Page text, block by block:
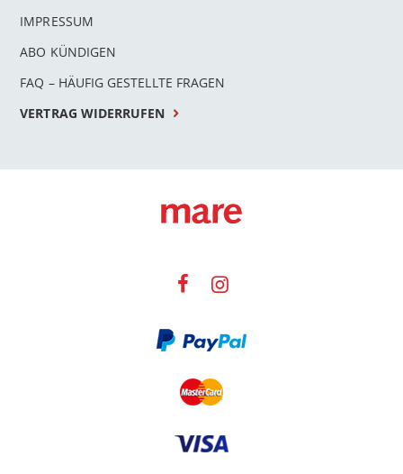
IMPRESSUM
ABO KÜNDIGEN
FAQ – HÄUFIG GESTELLTE FRAGEN
VERTRAG WIDERRUFEN